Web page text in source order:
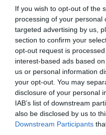
If you wish to opt-out of the
processing of your personal
targeted advertising by us,
section to confirm your
opt-out request is
interest-based ads based
us or personal information
your opt-out. You may
disclosure of your personal
IAB’s list of downstream
also be disclosed by us to
Downstream Participants
«Απομακρυσμένα
Βουνά και Ποτάμια: